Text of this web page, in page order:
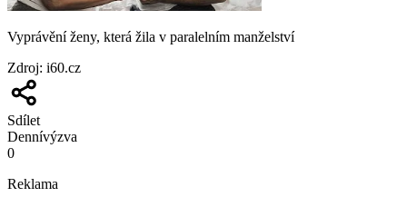
Vyprávění ženy, která žila v paralelním manželství
Zdroj: i60.cz
Sdílet
Dennívýzva
0
Reklama